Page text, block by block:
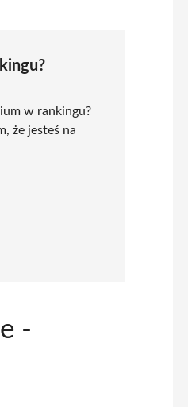
w rankingu?
że jesteś na
-